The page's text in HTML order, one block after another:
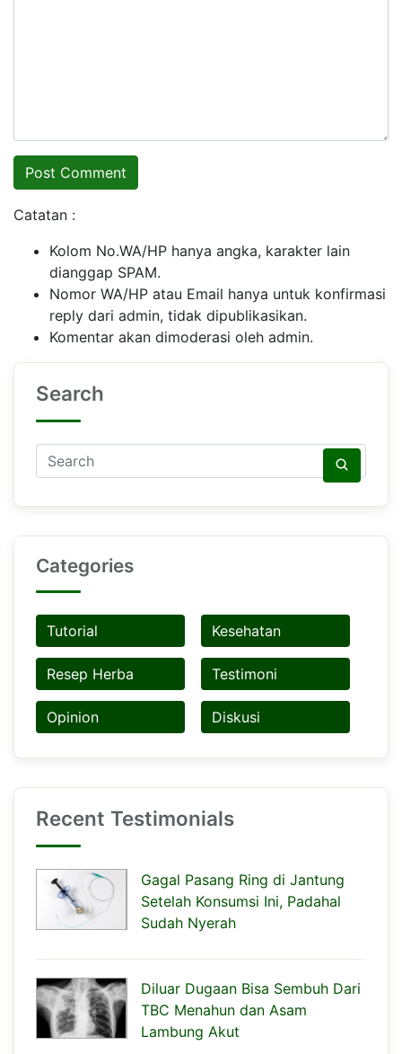
Catatan :
Kolom No.WA/HP hanya angka, karakter lain
dianggap SPAM.
Nomor WA/HP atau Email hanya untuk konfirmasi
reply dari admin, tidak dipublikasikan.
Komentar akan dimoderasi oleh admin.
Search
Categories
Tutorial Kesehatan
Resep Herba Testimoni
Opinion Diskusi
Recent Testimonials
Gagal Pasang Ring di Jantung
Setelah Konsumsi Ini, Padahal
Sudah Nyerah
Diluar Dugaan Bisa Sembuh Dari
TBC Menahun dan Asam
Lambung Akut